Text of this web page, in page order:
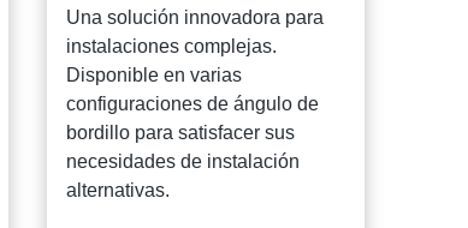
Una solución innovadora para
instalaciones complejas.
Disponible en varias
configuraciones de ángulo de
bordillo para satisfacer sus
necesidades de instalación
alternativas.